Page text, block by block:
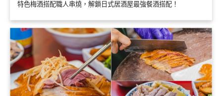
特色梅酒搭配職人串燒，解鎖日式居酒屋最強餐酒搭配！